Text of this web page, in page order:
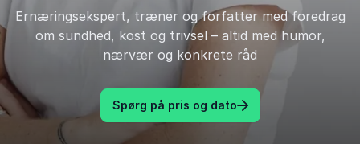
Ernæringsekspert, træner og forfatter med foredrag
om sundhed, kost og trivsel – altid med humor,
nærvær og konkrete råd
Spørg på pris og dato